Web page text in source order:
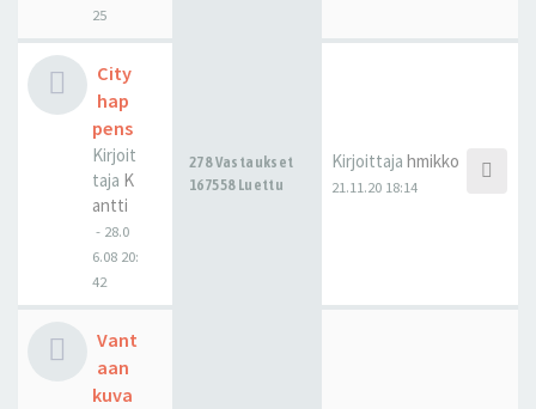
25
City
hap
pens
Kirjoit
taja K
antti
- 28.0
6.08 20:
42
278 Vastaukset
167558 Luettu
Kirjoittaja hmikko
21.11.20 18:14
Vant
aan
kuva